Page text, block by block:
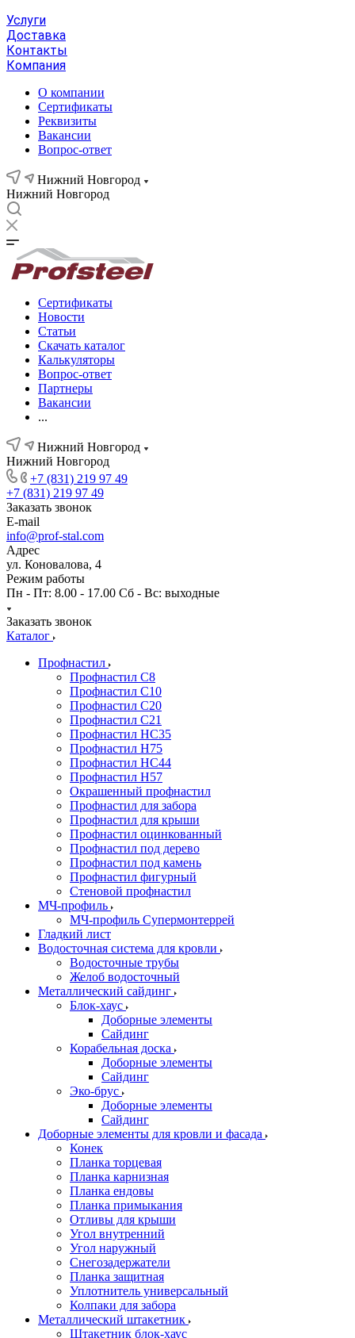
Услуги
Доставка
Контакты
Компания
О компании
Сертификаты
Реквизиты
Вакансии
Вопрос-ответ
Нижний Новгород
Нижний Новгород
Сертификаты
Новости
Статьи
Скачать каталог
Калькуляторы
Вопрос-ответ
Партнеры
Вакансии
...
Нижний Новгород
Нижний Новгород
+7 (831) 219 97 49
+7 (831) 219 97 49
Заказать звонок
E-mail
info@prof-stal.com
Адрес
ул. Коновалова, 4
Режим работы
Пн - Пт: 8.00 - 17.00 Сб - Вс: выходные
Заказать звонок
Каталог
Профнастил
Профнастил С8
Профнастил С10
Профнастил С20
Профнастил С21
Профнастил НС35
Профнастил Н75
Профнастил HC44
Профнастил Н57
Окрашенный профнастил
Профнастил для забора
Профнастил для крыши
Профнастил оцинкованный
Профнастил под дерево
Профнастил под камень
Профнастил фигурный
Стеновой профнастил
МЧ-профиль
МЧ-профиль Супермонтеррей
Гладкий лист
Водосточная система для кровли
Водосточные трубы
Желоб водосточный
Металлический сайдинг
Блок-хаус
Доборные элементы
Сайдинг
Корабельная доска
Доборные элементы
Сайдинг
Эко-брус
Доборные элементы
Сайдинг
Доборные элементы для кровли и фасада
Конек
Планка торцевая
Планка карнизная
Планка ендовы
Планка примыкания
Отливы для крыши
Угол внутренний
Угол наружный
Снегозадержатели
Планка защитная
Уплотнитель универсальный
Колпаки для забора
Металлический штакетник
Штакетник блок-хаус